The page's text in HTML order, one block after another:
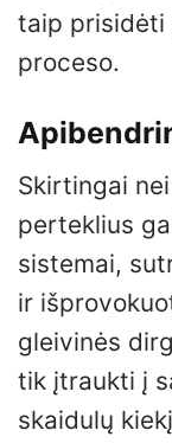
taip prisidėti
proceso.
Skirtingai
perteklius
sistemai,
ir
gleivinės
tik įtraukti į
skaidulų